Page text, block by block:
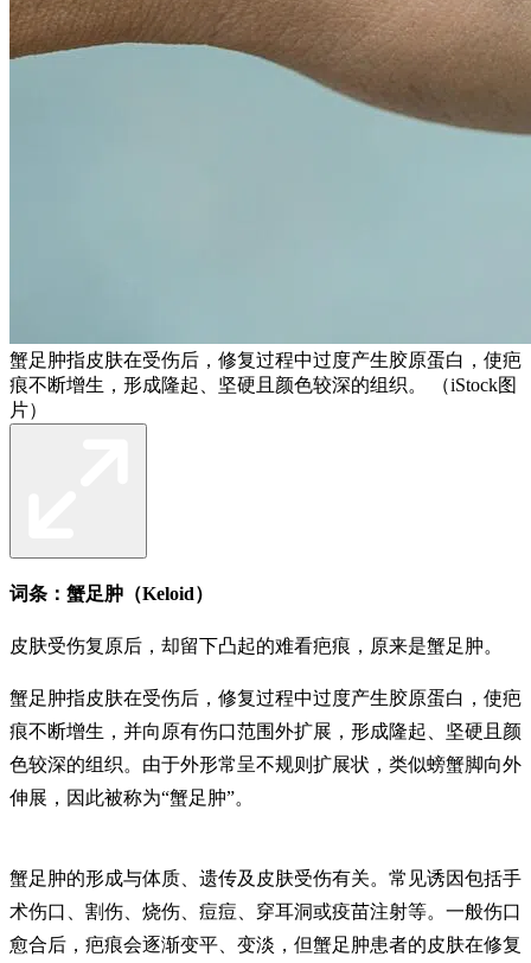
蟹足肿指皮肤在受伤后，修复过程中过度产生胶原蛋白，使疤
痕不断增生，形成隆起、坚硬且颜色较深的组织。 （iStock图
片）
词条：蟹足肿（Keloid）
皮肤受伤复原后，却留下凸起的难看疤痕，原来是蟹足肿。
蟹足肿指皮肤在受伤后，修复过程中过度产生胶原蛋白，使疤
痕不断增生，并向原有伤口范围外扩展，形成隆起、坚硬且颜
色较深的组织。由于外形常呈不规则扩展状，类似螃蟹脚向外
伸展，因此被称为“蟹足肿”。
蟹足肿的形成与体质、遗传及皮肤受伤有关。常见诱因包括手
术伤口、割伤、烧伤、痘痘、穿耳洞或疫苗注射等。一般伤口
愈合后，疤痕会逐渐变平、变淡，但蟹足肿患者的皮肤在修复